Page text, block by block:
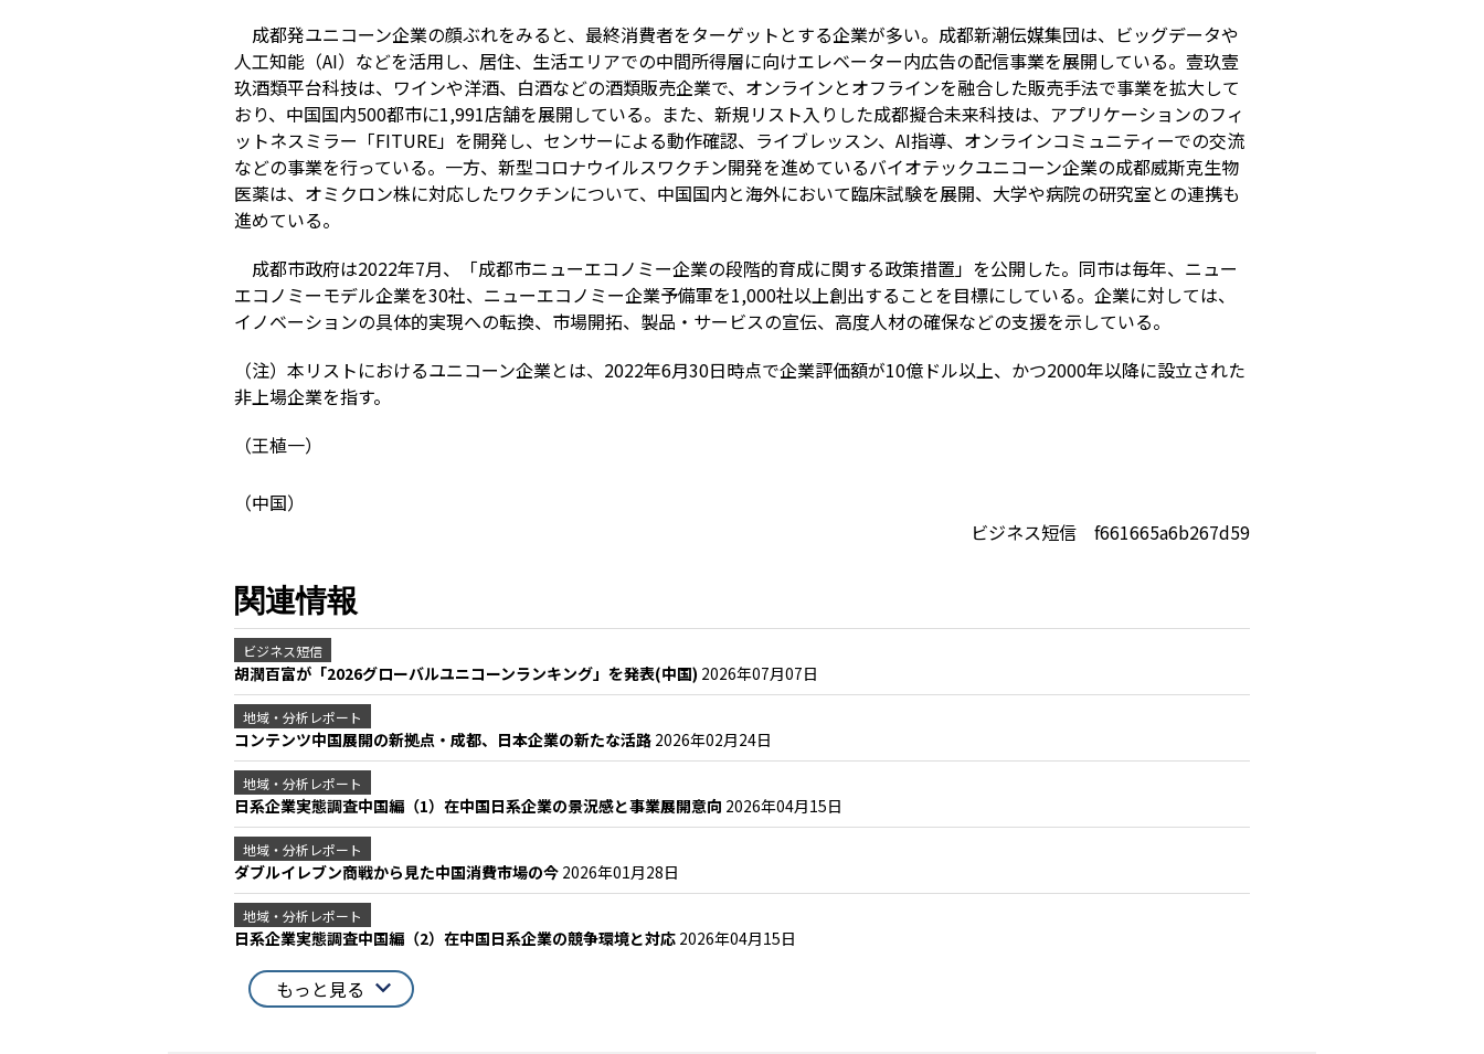
成都発ユニコーン企業の顔ぶれをみると、最終消費者をターゲットとする企業が多い。成都新潮伝媒集団は、ビッグデータや
人工知能（AI）などを活用し、居住、生活エリアでの中間所得層に向けエレベーター内広告の配信事業を展開している。壹玖壹
玖酒類平台科技は、ワインや洋酒、白酒などの酒類販売企業で、オンラインとオフラインを融合した販売手法で事業を拡大して
おり、中国国内500都市に1,991店舗を展開している。また、新規リスト入りした成都擬合未来科技は、アプリケーションのフィ
ットネスミラー「FITURE」を開発し、センサーによる動作確認、ライブレッスン、 AI指導、オンラインコミュニティーでの交流
などの事業を行っている。一方、新型コロナウイルスワクチン開発を進めているバイオテックユニコーン企業の成都威斯克生物
医薬は、オミクロン株に対応したワクチンについて、中国国内と海外において臨床試験を展開、大学や病院の研究室との連携も
進めている。
成都市政府は2022年7月、「成都市ニューエコノミー企業の段階的育成に関する政策措置」を公開した。同市は毎年、ニュー
エコノミーモデル企業を30社、ニューエコノミー企業予備軍を1,000社以上創出することを目標にしている。企業に対しては、
イノベーションの具体的実現への転換、市場開拓、製品・サービスの宣伝、高度人材の確保などの支援を示している。
（注）本リストにおけるユニコーン企業とは、 2022年6月30日時点で企業評価額が10億ドル以上、かつ2000年以降に設立された
非上場企業を指す。
（王植一）
（中国）
ビジネス短信 f661665a6b267d59
関連情報
ビジネス短信
胡潤百富が「2026グローバルユニコーンランキング」を発表(中国) 2026年07月07日
地域・分析レポート
コンテンツ中国展開の新拠点・成都、日本企業の新たな活路 2026年02月24日
地域・分析レポート
日系企業実態調査中国編（1）在中国日系企業の景況感と事業展開意向 2026年04月15日
地域・分析レポート
ダブルイレブン商戦から見た中国消費市場の今 2026年01月28日
地域・分析レポート
日系企業実態調査中国編（2）在中国日系企業の競争環境と対応 2026年04月15日
もっと見る